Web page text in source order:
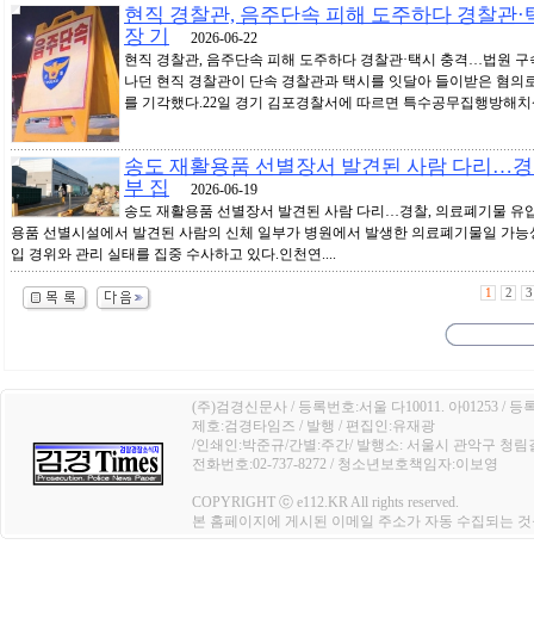
현직 경찰관, 음주단속 피해 도주하다 경찰관
장 기
2026-06-22
현직 경찰관, 음주단속 피해 도주하다 경찰관·택시 충격…법원
나던 현직 경찰관이 단속 경찰관과 택시를 잇달아 들이받은 혐의
를 기각했다.22일 경기 김포경찰서에 따르면 특수공무집행방해치
송도 재활용품 선별장서 발견된 사람 다리…
부 집
2026-06-19
송도 재활용품 선별장서 발견된 사람 다리…경찰, 의료폐기물 유
용품 선별시설에서 발견된 사람의 신체 일부가 병원에서 발생한 의료폐기물일 가
입 경위와 관리 실태를 집중 수사하고 있다.인천연....
1 2 3
(주)검경신문사 / 등록번호:서울 다10011. 아01253 / 등
제호:검경타임즈 / 발행 / 편집인:유재광
/인쇄인:박준규/간별:주간/ 발행소: 서울시 관악구 청림
전화번호:02-737-8272 / 청소년보호책임자:이보영
COPYRIGHT ⓒ e112.KR All rights reserved.
본 홈페이지에 게시된 이메일 주소가 자동 수집되는